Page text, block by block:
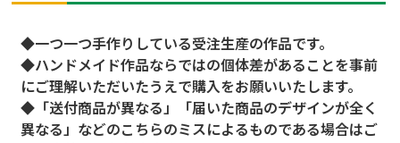
◆一つ一つ手作りしている受注生産の作品です。
◆ハンドメイド作品ならではの個体差があることを事前
にご理解いただいたうえで購入をお願いいたします。
◆「送付商品が異なる」「届いた商品のデザインが全く
異なる」などのこちらのミスによるものである場合はご